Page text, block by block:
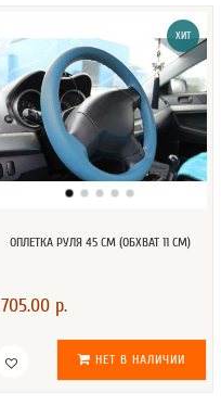
ХИТ
ОПЛЕТКА РУЛЯ 45 СМ (ОБХВАТ 11 СМ)
705.00 р.
НЕТ В НАЛИЧИИ